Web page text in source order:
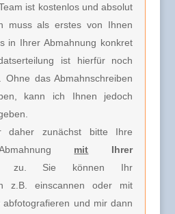
ist kostenlos und absolut
muss als erstes von Ihnen
in Ihrer Abmahnung konkret
ist hierfür noch
Ohne das Abmahnschreiben
kann ich Ihnen jedoch
daher zunächst bitte Ihre
mit Ihrer
Sie können Ihr
z.B. einscannen oder mit
abfotografieren und mir dann